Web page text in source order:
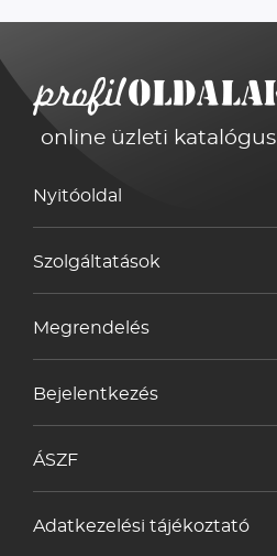
online üzleti katalógus
Nyitóoldal
Szolgáltatások
Megrendelés
Bejelentkezés
ÁSZF
Adatkezelési tájékoztató